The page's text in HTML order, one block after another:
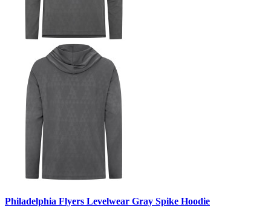
Philadelphia Flyers Levelwear Gray Spike Hoodie